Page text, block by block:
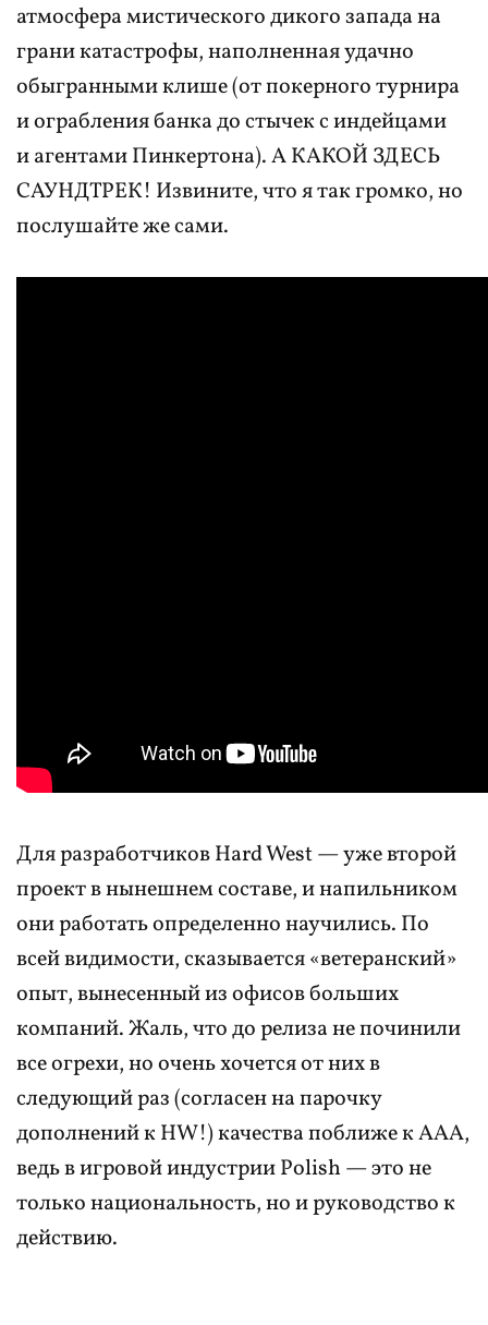
атмосфера мистического дикого запада на
грани катастрофы, наполненная удачно
обыгранными клише (от покерного турнира
и ограбления банка до стычек с индейцами
и агентами Пинкертона). А КАКОЙ ЗДЕСЬ
САУНДТРЕК! Извините, что я так громко, но
послушайте же сами.
Для разработчиков Hard West — уже второй
проект в нынешнем составе, и напильником
они работать определенно научились. По
всей видимости, сказывается «ветеранский»
опыт, вынесенный из офисов больших
компаний. Жаль, что до релиза не починили
все огрехи, но очень хочется от них в
следующий раз (согласен на парочку
дополнений к HW!) качества поближе к AAA,
ведь в игровой индустрии Polish — это не
только национальность, но и руководство к
действию.